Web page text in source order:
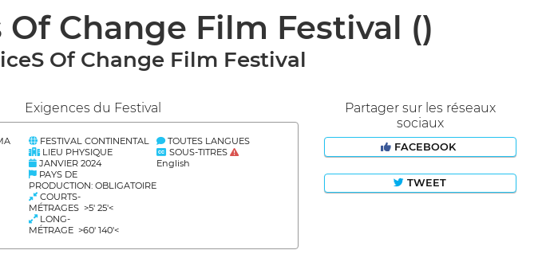
Change Film Festival ()
Of Change Film Festival
Exigences du Festival
FESTIVAL CONTINENTAL
LIEU PHYSIQUE
JANVIER 2024
PAYS DE
PRODUCTION: OBLIGATOIRE
COURTS-
MÉTRAGES >5' 25'<
LONG-
MÉTRAGE >60' 140'<
TOUTES LANGUES
SOUS-TITRES
English
Partager sur les réseaux
sociaux
FACEBOOK
TWEET